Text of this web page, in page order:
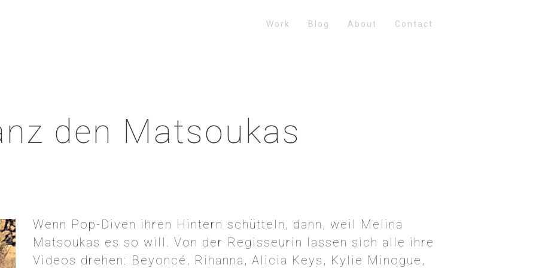
Work Blog About Contact
den Matsoukas
Wenn Pop-Diven ihren Hintern schütteln, dann, weil Melina
Matsoukas es so will. Von der Regisseurin lassen sich alle ihre
Videos drehen: Beyoncé, Rihanna, Alicia Keys, Kylie Minogue,